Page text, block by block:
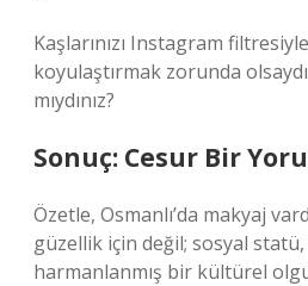
Kaşlarınızı Instagram
koyulaştırmak zorunda
mıydınız?
Sonuç: Cesur Bir
Özetle, Osmanlı’da makyaj
güzellik için değil; sosyal
harmanlanmış bir kültürel